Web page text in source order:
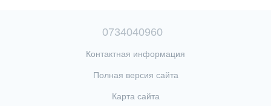
0734040960
Контактная информация
Полная версия сайта
Карта сайта